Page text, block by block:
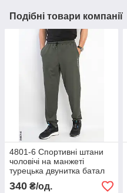
Подібні товари компанії
4801-6 Спортивні штани
чоловічі на манжеті
турецька двунитка батал
(5 од: 50,52,54,56,58)
340 ₴/од.